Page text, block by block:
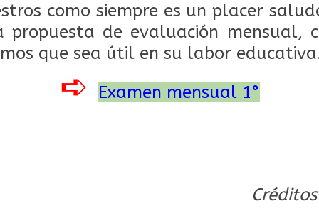
como siempre es un placer
propuesta de evaluación mensual,
que sea útil en su labor
➪ Examen mensual 1°